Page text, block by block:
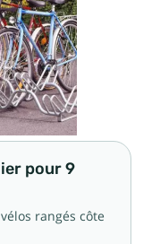
pour 9
rangés côte